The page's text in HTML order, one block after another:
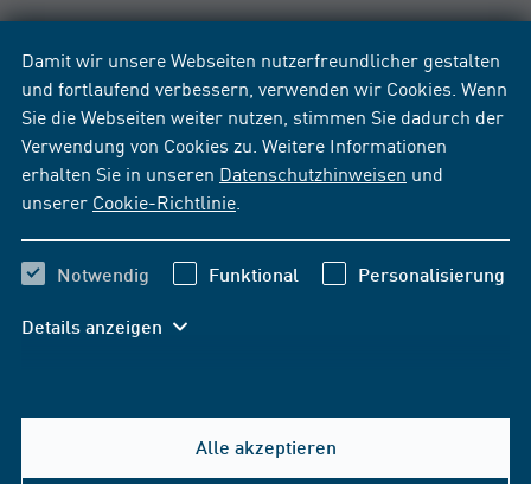
Damit wir unsere Webseiten nutzerfreundlicher gestalten
und fortlaufend verbessern, verwenden wir Cookies. Wenn
Sie die Webseiten weiter nutzen, stimmen Sie dadurch der
Verwendung von Cookies zu. Weitere Informationen
erhalten Sie in unseren Datenschutzhinweisen und
unserer Cookie-Richtlinie
Notwendig Funktional Personalisierung
Details anzeigen
Alle akzeptieren
Hilfe & Kontakt